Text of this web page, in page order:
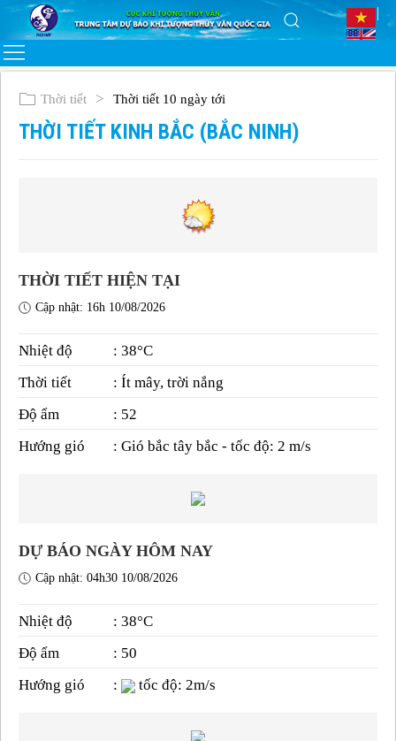
Thời tiết Thời tiết 10 ngày tới
THỜI TIẾT KINH BẮC (BẮC NINH)
THỜI TIẾT HIỆN TẠI
Cập nhật: 16h 10/08/2026
Nhiệt độ
: 38°C
Thời tiết
: Ít mây, trời nắng
Độ ẩm
: 52
Hướng gió
: Gió bắc tây bắc - tốc độ: 2 m/s
DỰ BÁO NGÀY HÔM NAY
Cập nhật: 04h30 10/08/2026
Nhiệt độ
: 38°C
Độ ẩm
: 50
Hướng gió
: tốc độ: 2m/s